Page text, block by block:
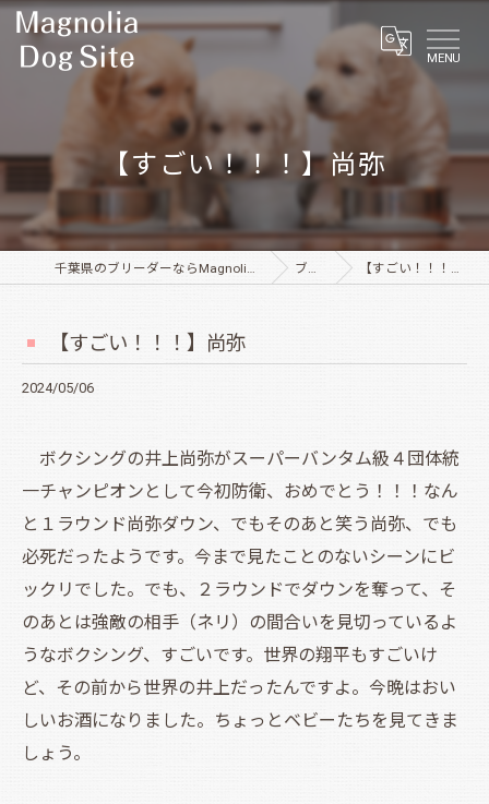
MENU
【すごい！！！】尚弥
千葉県のブリーダーならMagnolia Dog Site ブログ 【すごい！！！】尚弥
【すごい！！！】尚弥
2024/05/06
ボクシングの井上尚弥がスーパーバンタム級４団体統
一チャンピオンとして今初防衛、おめでとう！！！なん
と１ラウンド尚弥ダウン、でもそのあと笑う尚弥、でも
必死だったようです。今まで見たことのないシーンにビ
ックリでした。でも、２ラウンドでダウンを奪って、そ
のあとは強敵の相手（ネリ）の間合いを見切っているよ
うなボクシング、すごいです。世界の翔平もすごいけ
ど、その前から世界の井上だったんですよ。今晩はおい
しいお酒になりました。ちょっとベビーたちを見てきま
しょう。